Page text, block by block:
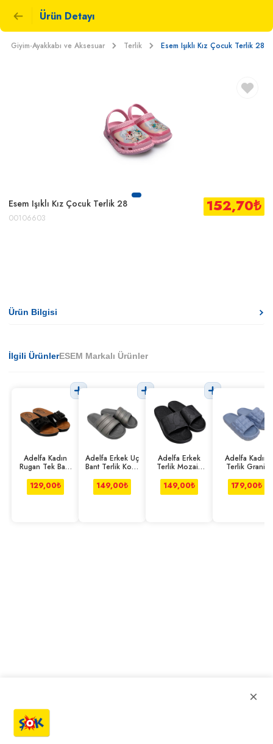
Ürün Detayı
Giyim-Ayakkabı ve Aksesuar Terlik Esem Işıklı Kız Çocuk Terlik 28
Esem Işıklı Kız Çocuk Terlik 28
00106603
152,70₺
Ürün Bilgisi
İlgili ÜrünlerESEM Markalı Ürünler
Adelfa Kadın
Rugan Tek Bant
129,00₺
Adelfa Erkek Üç
Bant Terlik Koyu
149,00₺
Adelfa Erkek
Terlik Mozaik
149,00₺
Adelfa Kadın
Terlik Granit
179,00₺
×